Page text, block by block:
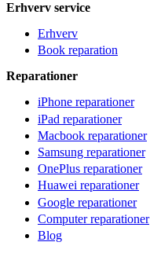
Erhverv service
Erhverv
Book reparation
Reparationer
iPhone reparationer
iPad reparationer
Macbook reparationer
Samsung reparationer
OnePlus reparationer
Huawei reparationer
Google reparationer
Computer reparationer
Blog